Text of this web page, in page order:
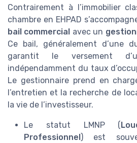
Contrairement à l’immobilier
chambre en EHPAD
bail commercial avec un
Ce bail, généralement d’une
garantit le versement
indépendamment du taux
Le gestionnaire prend en
l’entretien et la recherche de
la vie de l’investisseur.
Le statut LMNP (
Professionnel) est